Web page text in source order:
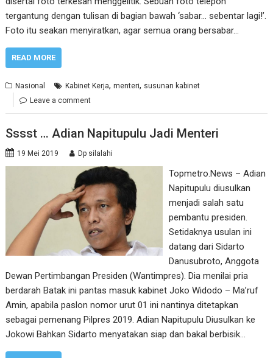
tergantung dengan tulisan di bagian bawah ‘sabar… sebentar lagi!’.
Foto itu seakan menyiratkan, agar semua orang bersabar…
READ MORE
Nasional Kabinet Kerja,menteri, susunan kabinet
Leave a comment
Sssst … Adian Napitupulu Jadi Menteri
19 Mei 2019 Dp silalahi
Topmetro.News – Adian
Napitupulu diusulkan
menjadi salah satu
pembantu presiden.
Setidaknya usulan ini
datang dari Sidarto
Danusubroto, Anggota
Dewan Pertimbangan Presiden (Wantimpres). Dia menilai pria
berdarah Batak ini pantas masuk kabinet Joko Widodo – Ma’ruf
Amin, apabila paslon nomor urut 01 ini nantinya ditetapkan
sebagai pemenang Pilpres 2019. Adian Napitupulu Diusulkan ke
Jokowi Bahkan Sidarto menyatakan siap dan bakal berbisik…